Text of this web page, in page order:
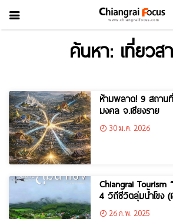
ค้นหา: เที่ยวส
ห้ามพลาด! 9 สถานที่ศรัทธา-วัด เสริมสิริ
มงคล จ.เชียงราย
30 ม.ค. 2026
Chiangrai Tourism
4 วิถีชีวิตลุ่มน้ำโขง (
26 ก.พ. 2025